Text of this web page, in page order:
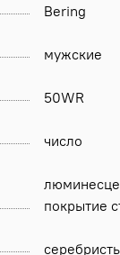
Bering
мужские
50WR
число
покрытие